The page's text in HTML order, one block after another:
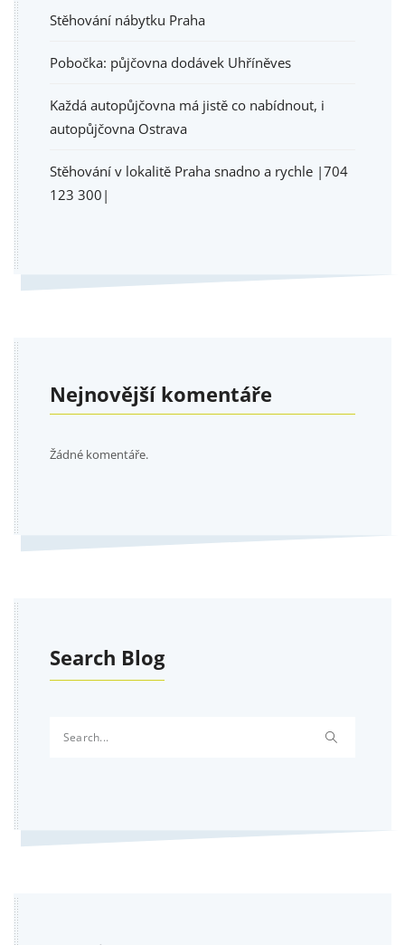
Stěhování nábytku Praha
Pobočka: půjčovna dodávek Uhříněves
Každá autopůjčovna má jistě co nabídnout, i
autopůjčovna Ostrava
Stěhování v lokalitě Praha snadno a rychle |704
123 300|
Nejnovější komentáře
Žádné komentáře.
Search Blog